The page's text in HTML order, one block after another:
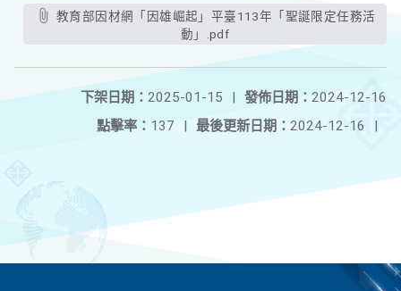
動」.pdf
發佈日期： 2024-12-16
下架日期： 2025-01-15
|
最後更新日期： 2024-12-16 |
點擊率： 137 |